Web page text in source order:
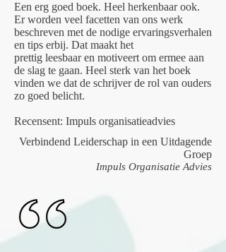
Een erg goed boek. Heel herkenbaar ook.
Er worden veel facetten van ons werk
beschreven met de nodige ervaringsverhalen
en tips erbij. Dat maakt het
prettig leesbaar en motiveert om ermee aan
de slag te gaan. Heel sterk van het boek
vinden we dat de schrijver de rol van ouders
zo goed belicht.
Recensent: Impuls organisatieadvies
Verbindend Leiderschap in een Uitdagende
Groep
Impuls Organisatie Advies